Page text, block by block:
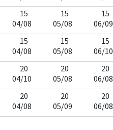
15
04/08
15
05/08
15
06/09
15
04/08
15
05/08
15
06/10
20
04/10
20
05/08
20
06/08
20
04/08
20
05/09
20
06/08